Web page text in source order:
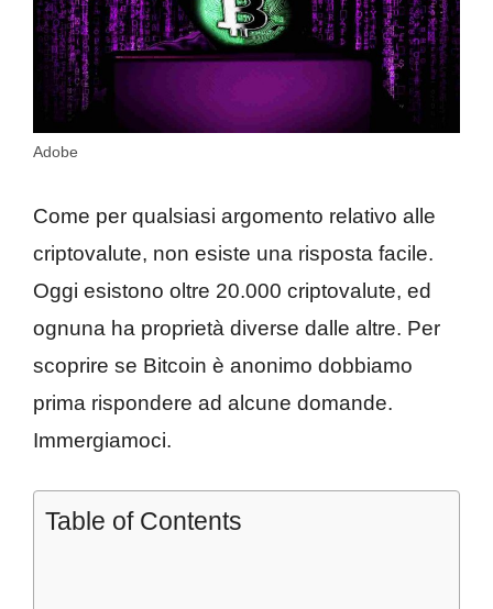
Adobe
Come per qualsiasi argomento relativo alle
criptovalute, non esiste una risposta facile.
Oggi esistono oltre 20.000 criptovalute, ed
ognuna ha proprietà diverse dalle altre. Per
scoprire se Bitcoin è anonimo dobbiamo
prima rispondere ad alcune domande.
Immergiamoci.
Table of Contents